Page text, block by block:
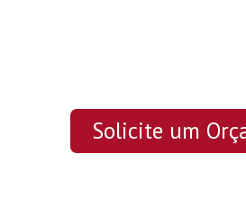
Solicite um